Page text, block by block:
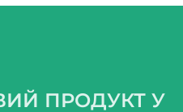
ПРОДУКТ У